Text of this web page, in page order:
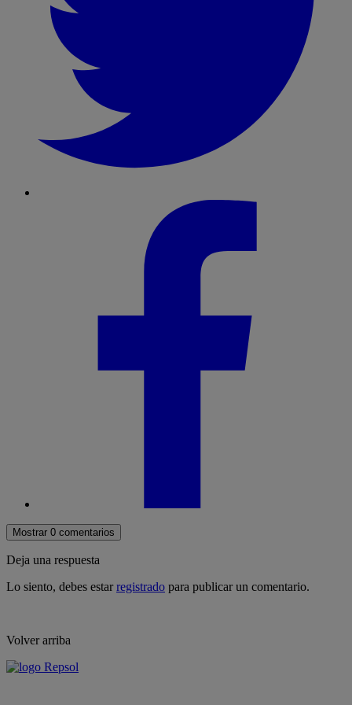
Mostrar 0 comentarios
Deja una respuesta
Lo siento, debes estarregistrado para publicar un comentario.
Volver arriba